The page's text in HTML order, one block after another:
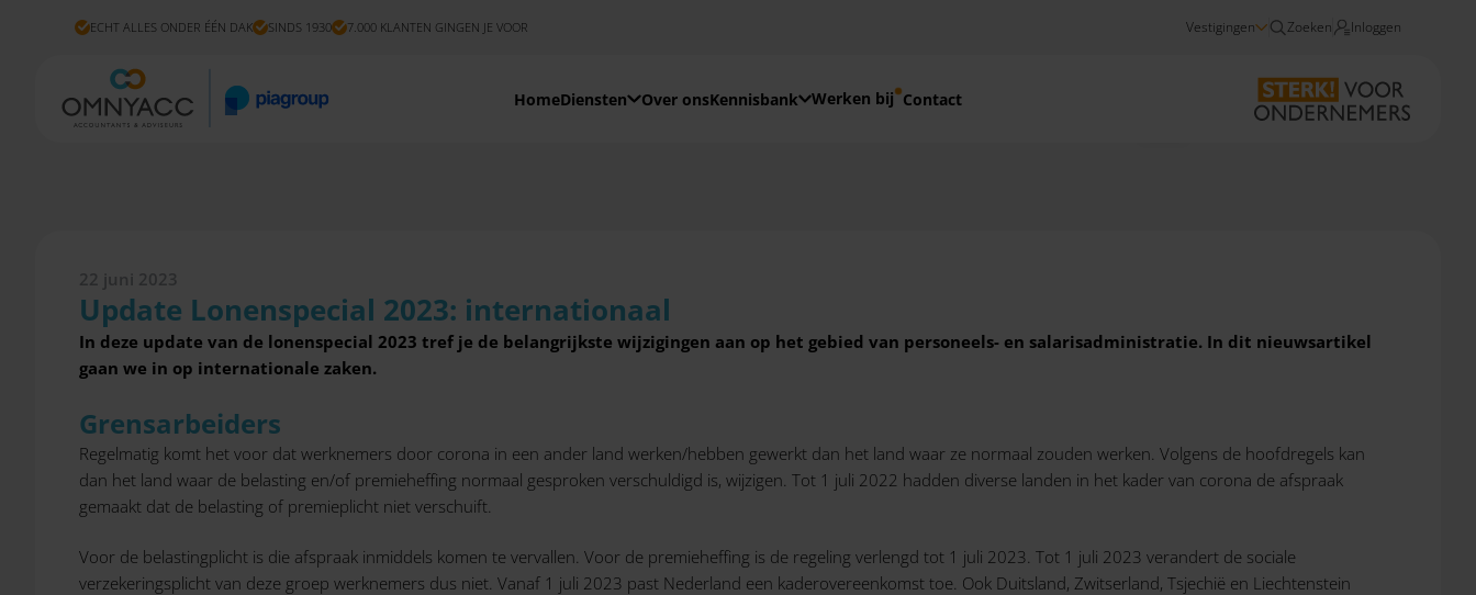
ECHT ALLES ONDER ÉÉN DAK SINDS 1930 7.000 KLANTEN GINGEN JE VOOR Vestigingen Zoeken Inloggen
HomeDiensten Over onsKennisbank Werken bij Contact
Update Lonenspecial 2023: internationaal
22 juni 2023
Update Lonenspecial 2023: internationaal
In deze update van de lonenspecial 2023 tref je de belangrijkste wijzigingen aan op het gebied van personeels- en salarisadministratie. In dit nieuwsartikel
gaan we in op internationale zaken.
Grensarbeiders
Regelmatig komt het voor dat werknemers door corona in een ander land werken/hebben gewerkt dan het land waar ze normaal zouden werken. Volgens de hoofdregels kan
dan het land waar de belasting en/of premieheffing normaal gesproken verschuldigd is, wijzigen. Tot 1 juli 2022 hadden diverse landen in het kader van corona de afspraak
gemaakt dat de belasting of premieplicht niet verschuift.
Voor de belastingplicht is die afspraak inmiddels komen te vervallen. Voor de premieheffing is de regeling verlengd tot 1 juli 2023. Tot 1 juli 2023 verandert de sociale
verzekeringsplicht van deze groep werknemers dus niet. Vanaf 1 juli 2023 past Nederland een kaderovereenkomst toe. Ook Duitsland, Zwitserland, Tsjechië en Liechtenstein